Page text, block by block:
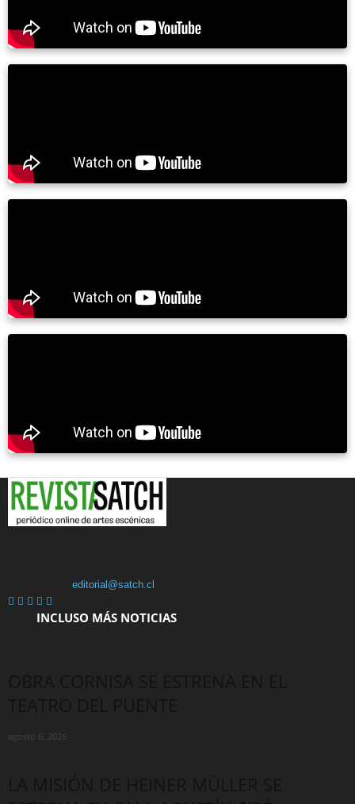
editorial@satch.cl
INCLUSO MÁS NOTICIAS
agosto 6, 2026